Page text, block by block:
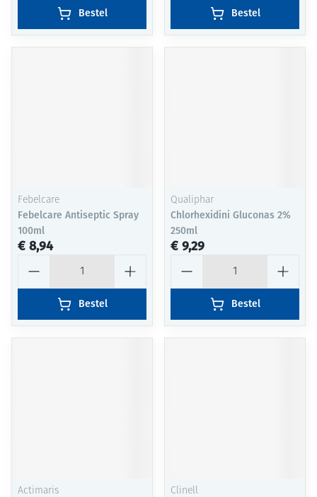
Bestel Bestel
Febelcare
Febelcare Antiseptic Spray
100ml
€ 8,94
Bestel
Qualiphar
Chlorhexidini Gluconas 2%
250ml
€ 9,29
Bestel
Actimaris Clinell